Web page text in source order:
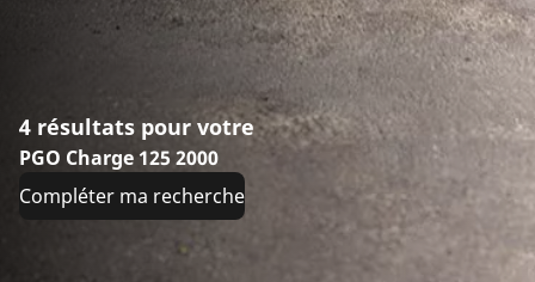
4 résultats pour votre
PGO Charge 125 2000
Compléter ma recherche